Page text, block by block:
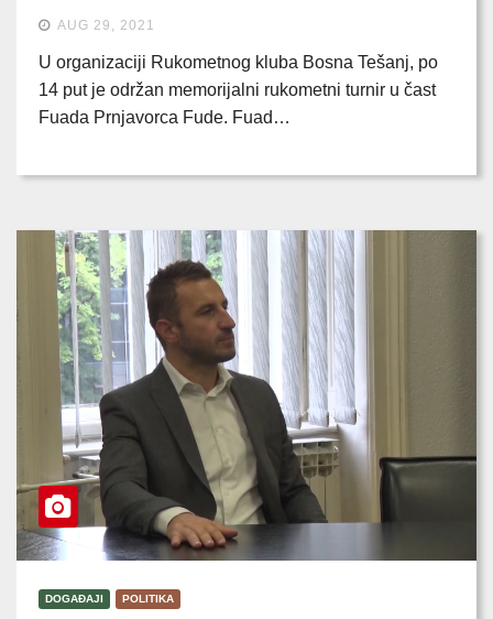
AUG 29, 2021
U organizaciji Rukometnog kluba Bosna Tešanj, po
14 put je održan memorijalni rukometni turnir u čast
Fuada Prnjavorca Fude. Fuad…
DOGAĐAJI POLITIKA